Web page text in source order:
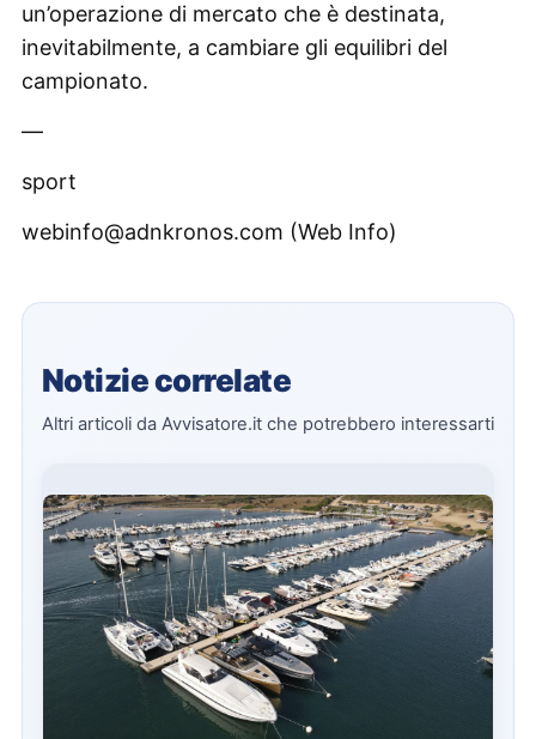
un’operazione di mercato che è destinata,
inevitabilmente, a cambiare gli equilibri del
campionato.
—
sport
webinfo@adnkronos.com (Web Info)
Notizie correlate
Altri articoli da Avvisatore.it che potrebbero interessarti